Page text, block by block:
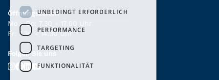
Öffnungszeiten
Mo - Do: 7.30 - 17.00 Uhr
Fr: 7.30 - 14.30 Uhr
Folgen Sie uns
UNBEDINGT ERFORDERLICH
PERFORMANCE
TARGETING
FUNKTIONALITÄT